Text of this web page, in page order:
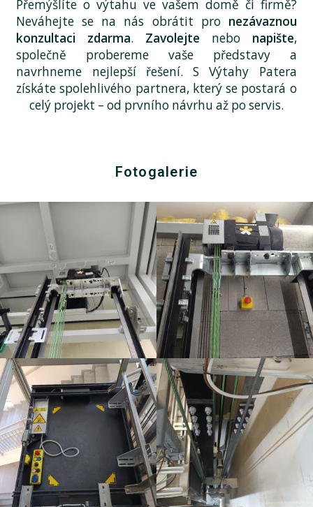
Přemýšlíte o výtahu ve vašem domě či firmě?
Neváhejte se na nás obrátit pro nezávaznou
konzultaci zdarma. Zavolejte nebo napište,
společně probereme vaše představy a
navrhneme nejlepší řešení. S Výtahy Patera
získáte spolehlivého partnera, který se postará o
celý projekt – od prvního návrhu až po servis.
Fotogalerie